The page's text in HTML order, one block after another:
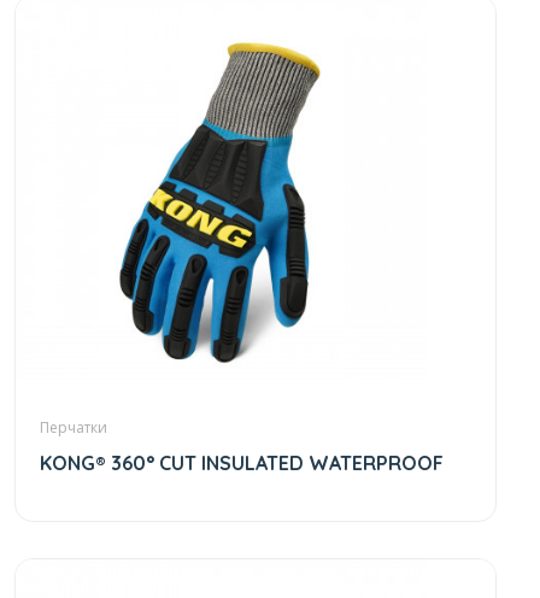
Перчатки
KONG® 360° CUT INSULATED WATERPROOF